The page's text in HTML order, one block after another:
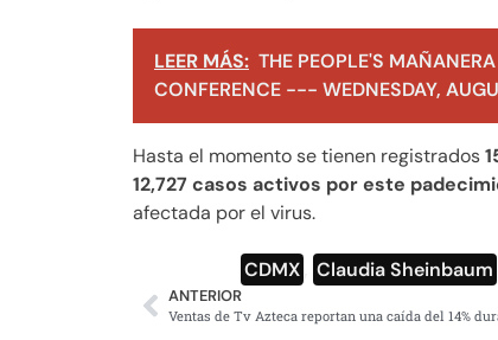
LEER MÁS: THE PEOPLE'S
CONFERENCE --- WEDNESDAY,
Hasta el momento se tienen registrados
12,727 casos activos por este
afectada por el virus.
CDMX Claudia Sheinbaum
ANTERIOR